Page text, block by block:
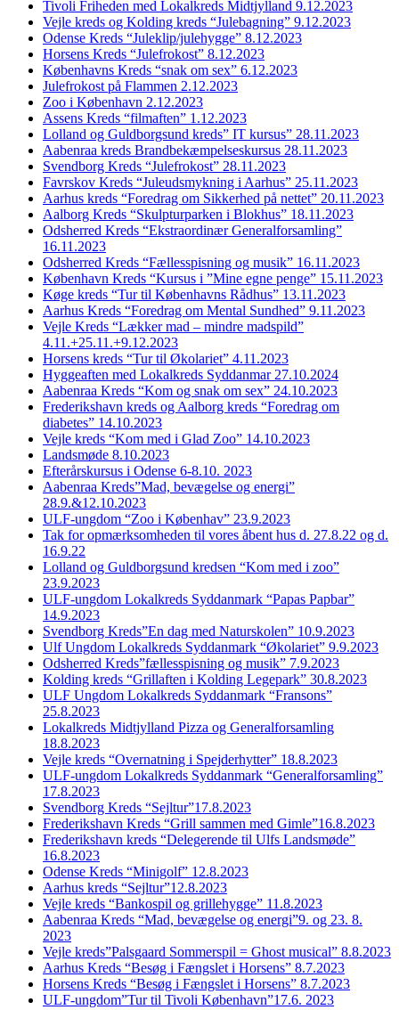
Tivoli Friheden med Lokalkreds Midtjylland 9.12.2023
Vejle kreds og Kolding kreds “Julebagning” 9.12.2023
Odense Kreds “Juleklip/julehygge” 8.12.2023
Horsens Kreds “Julefrokost” 8.12.2023
Københavns Kreds “snak om sex” 6.12.2023
Julefrokost på Flammen 2.12.2023
Zoo i København 2.12.2023
Assens Kreds “filmaften” 1.12.2023
Lolland og Guldborgsund kreds” IT kursus” 28.11.2023
Aabenraa kreds Brandbekæmpelseskursus 28.11.2023
Svendborg Kreds “Julefrokost” 28.11.2023
Favrskov Kreds “Juleudsmykning i Aarhus” 25.11.2023
Aarhus kreds “Foredrag om Sikkerhed på nettet” 20.11.2023
Aalborg Kreds “Skulpturparken i Blokhus” 18.11.2023
Odsherred Kreds “Ekstraordinær Generalforsamling”
16.11.2023
Odsherred Kreds “Fællesspisning og musik” 16.11.2023
København Kreds “Kursus i ”Mine egne penge” 15.11.2023
Køge kreds “Tur til Københavns Rådhus” 13.11.2023
Aarhus Kreds “Foredrag om Mental Sundhed” 9.11.2023
Vejle Kreds “Lækker mad – mindre madspild”
4.11.+25.11.+9.12.2023
Horsens kreds “Tur til Økolariet” 4.11.2023
Hyggeaften med Lokalkreds Syddanmar 27.10.2024
Aabenraa Kreds “Kom og snak om sex” 24.10.2023
Frederikshavn kreds og Aalborg kreds “Foredrag om
diabetes” 14.10.2023
Vejle kreds “Kom med i Glad Zoo” 14.10.2023
Landsmøde 8.10.2023
Efterårskursus i Odense 6-8.10. 2023
Aabenraa Kreds”Mad, bevægelse og energi”
28.9.&12.10.2023
ULF-ungdom “Zoo i Københav” 23.9.2023
Tak for opmærksomheden til vores åbent hus d. 27.8.22 og d.
16.9.22
Lolland og Guldborgsund kredsen “Kom med i zoo”
23.9.2023
ULF-ungdom Lokalkreds Syddanmark “Papas Papbar”
14.9.2023
Svendborg Kreds”En dag med Naturskolen” 10.9.2023
Ulf Ungdom Lokalkreds Syddanmark “Økolariet” 9.9.2023
Odsherred Kreds”fællesspisning og musik” 7.9.2023
Kolding kreds “Grillaften i Kolding Legepark” 30.8.2023
ULF Ungdom Lokalkreds Syddanmark “Fransons”
25.8.2023
Lokalkreds Midtjylland Pizza og Generalforsamling
18.8.2023
Vejle kreds “Overnatning i Spejderhytter” 18.8.2023
ULF-ungdom Lokalkreds Syddanmark “Generalforsamling”
17.8.2023
Svendborg Kreds “Sejltur”17.8.2023
Frederikshavn Kreds “Grill sammen med Gimle”16.8.2023
Frederikshavn kreds “Delegerende til Ulfs Landsmøde”
16.8.2023
Odense Kreds “Minigolf” 12.8.2023
Aarhus kreds “Sejltur”12.8.2023
Vejle kreds “Bankospil og grillehygge” 11.8.2023
Aabenraa Kreds “Mad, bevægelse og energi”9. og 23. 8.
2023
Vejle kreds”Palsgaard Sommerspil = Ghost musical” 8.8.2023
Aarhus Kreds “Besøg i Fængslet i Horsens” 8.7.2023
Horsens Kreds “Besøg i Fængslet i Horsens” 8.7.2023
ULF-ungdom”Tur til Tivoli København”17.6. 2023